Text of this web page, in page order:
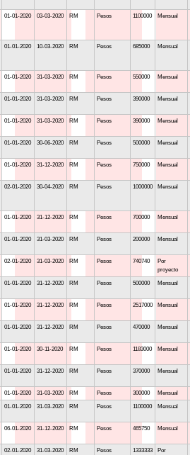
01-01-2020 03-03-2020 RM Pesos 1100000 Mensual
01-01-2020 10-03-2020 RM Pesos 685000 Mensual
01-01-2020 31-03-2020 RM Pesos 550000 Mensual
01-01-2020 31-03-2020 RM Pesos 390000 Mensual
01-01-2020 31-03-2020 RM Pesos 390000 Mensual
01-01-2020 30-06-2020 RM Pesos 500000 Mensual
01-01-2020 31-12-2020 RM Pesos 750000 Mensual
02-01-2020 30-04-2020 RM Pesos 1000000 Mensual
01-01-2020 31-12-2020 RM Pesos 700000 Mensual
01-01-2020 31-03-2020 RM Pesos 200000 Mensual
02-01-2020 31-03-2020 RM Pesos 740740
Por
proyecto
01-01-2020 31-12-2020 RM Pesos 500000 Mensual
01-01-2020 31-12-2020 RM Pesos 2517000 Mensual
01-01-2020 31-12-2020 RM Pesos 470000 Mensual
01-01-2020 30-11-2020 RM Pesos 1183000 Mensual
01-01-2020 31-12-2020 RM Pesos 370000 Mensual
01-01-2020 31-03-2020 RM Pesos 300000 Mensual
01-01-2020 31-03-2020 RM Pesos 1100000 Mensual
06-01-2020 31-12-2020 RM Pesos 465750 Mensual
02-01-2020 31-03-2020 RM Pesos 1333333 Por